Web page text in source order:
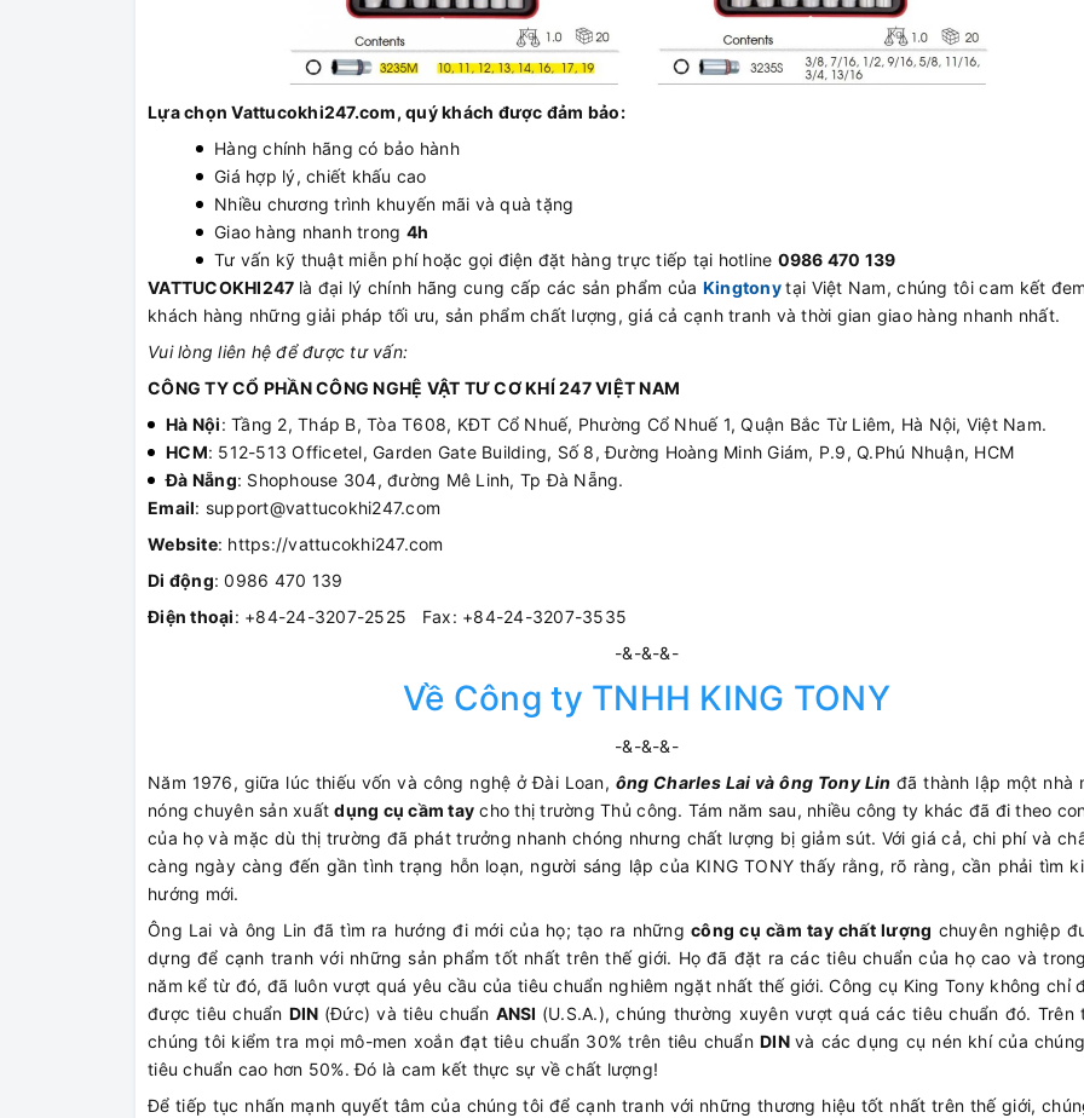
Lựa chọn Vattucokhi247.com, quý khách được đảm bảo:
Hàng chính hãng có bảo hành
Giá hợp lý, chiết khấu cao
Nhiều chương trình khuyến mãi và quà tặng
Giao hàng nhanh trong 4h
Tư vấn kỹ thuật miễn phí hoặc gọi điện đặt hàng trực tiếp tại hotline 0986 470 139
VATTUCOKHI247 là đại lý chính hãng cung cấp các sản phẩm của Kingtony tại Việt Nam, chúng tôi cam kết
khách hàng những giải pháp tối ưu, sản phẩm chất lượng, giá cả cạnh tranh và thời gian giao hàng nhanh nhất.
Vui lòng liên hệ để được tư vấn:
CÔNG TY CỔ PHẦN CÔNG NGHỆ VẬT TƯ CƠ KHÍ 247 VIỆT NAM
Hà Nội: Tầng 2, Tháp B, Tòa T608, KĐT Cổ Nhuế, Phường Cổ Nhuế 1, Quận Bắc Từ Liêm, Hà Nội, Việt Nam.
HCM: 512-513 Officetel, Garden Gate Building, Số 8, Đường Hoàng Minh Giám, P.9, Q.Phú Nhuận, HCM
Đà Nẵng: Shophouse 304, đường Mê Linh, Tp Đà Nẵng.
Email: support@vattucokhi247.com
Website: https://vattucokhi247.com
Di động: 0986 470 139
Điện thoại: +84-24-3207-2525 Fax: +84-24-3207-3535
-&-&-&-
Về Công ty TNHH KING TONY
-&-&-&-
Năm 1976, giữa lúc thiếu vốn và công nghệ ở Đài Loan, ông Charles Lai và ông Tony Lin đã thành lập một nhà
nóng chuyên sản xuấtdụng cụ cầm tay cho thị trường Thủ công. Tám năm sau, nhiều công ty khác đã đi theo
của họ và mặc dù thị trường đã phát trưởng nhanh chóng nhưng chất lượng bị giảm sút. Với giá cả, chi phí và
càng ngày càng đến gần tình trạng hỗn loạn, người sáng lập của KING TONY thấy rằng, rõ ràng, cần phải tìm
hướng mới.
Ông Lai và ông Lin đã tìm ra hướng đi mới của họ; tạo ra nhữngcông cụ cầm tay chất lượng chuyên nghiệp
dựng để cạnh tranh với những sản phẩm tốt nhất trên thế giới. Họ đã đặt ra các tiêu chuẩn của họ cao và
năm kể từ đó, đã luôn vượt quá yêu cầu của tiêu chuẩn nghiêm ngặt nhất thế giới. Công cụ King Tony không chỉ
được tiêu chuẩn DIN (Đức) và tiêu chuẩn ANSI (U.S.A.), chúng thường xuyên vượt quá các tiêu chuẩn đó. Trên
chúng tôi kiểm tra mọi mô-men xoắn đạt tiêu chuẩn 30% trên tiêu chuẩnDIN và các dụng cụ nén khí của
tiêu chuẩn cao hơn 50%. Đó là cam kết thực sự về chất lượng!
Để tiếp tục nhấn mạnh quyết tâm của chúng tôi để cạnh tranh với những thương hiệu tốt nhất trên thế giới,